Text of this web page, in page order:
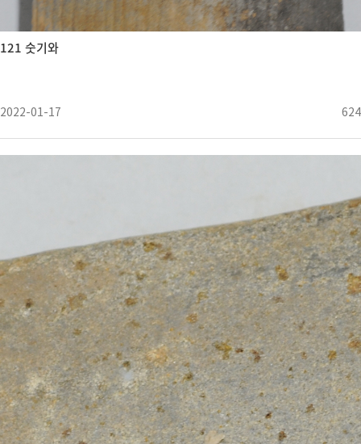
121 숫기와
2022-01-17 624